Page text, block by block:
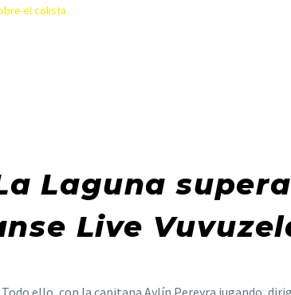
el colista
Laguna supera
Live
ello, con la capitana Aylín Pereyra jugando,